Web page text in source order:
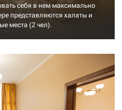
себя в нем максимально
представляются халаты и
места (2 чел).